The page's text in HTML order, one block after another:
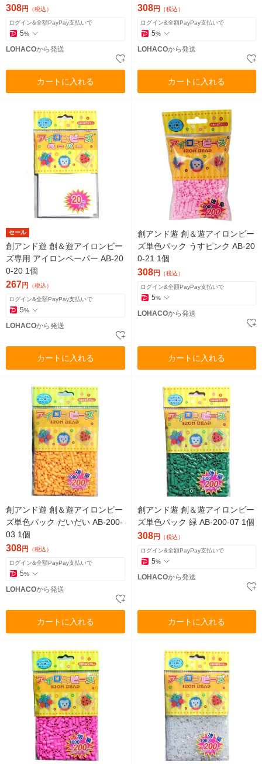
308円 （税込）
ログイン&全額PayPay支払いで
5%
LOHACOから発送
カートに入れる
308円 （税込）
ログイン&全額PayPay支払いで
5%
LOHACOから発送
カートに入れる
セール
創アンド遊 創＆遊アイロンビー
ズ専用 アイロンペーパー AB-20
0-20 1個
267円 （税込）
ログイン&全額PayPay支払いで
5%
LOHACOから発送
カートに入れる
創アンド遊 創＆遊アイロンビー
ズ単色パック うすピンク AB-20
0-21 1個
308円 （税込）
ログイン&全額PayPay支払いで
5%
LOHACOから発送
カートに入れる
創アンド遊 創＆遊アイロンビー
ズ単色パック だいだい AB-200-
03 1個
308円 （税込）
ログイン&全額PayPay支払いで
5%
LOHACOから発送
カートに入れる
創アンド遊 創＆遊アイロンビー
ズ単色パック 緑 AB-200-07 1個
308円 （税込）
ログイン&全額PayPay支払いで
5%
LOHACOから発送
カートに入れる